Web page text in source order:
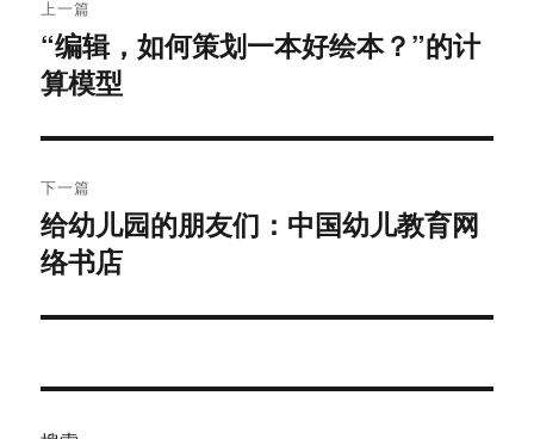
章
导
航
上一篇
上
篇
章：
“编辑，如何策划一本好绘本？”的计
算模型
下一篇
下
篇
章：
给幼儿园的朋友们：中国幼儿教育网
络书店